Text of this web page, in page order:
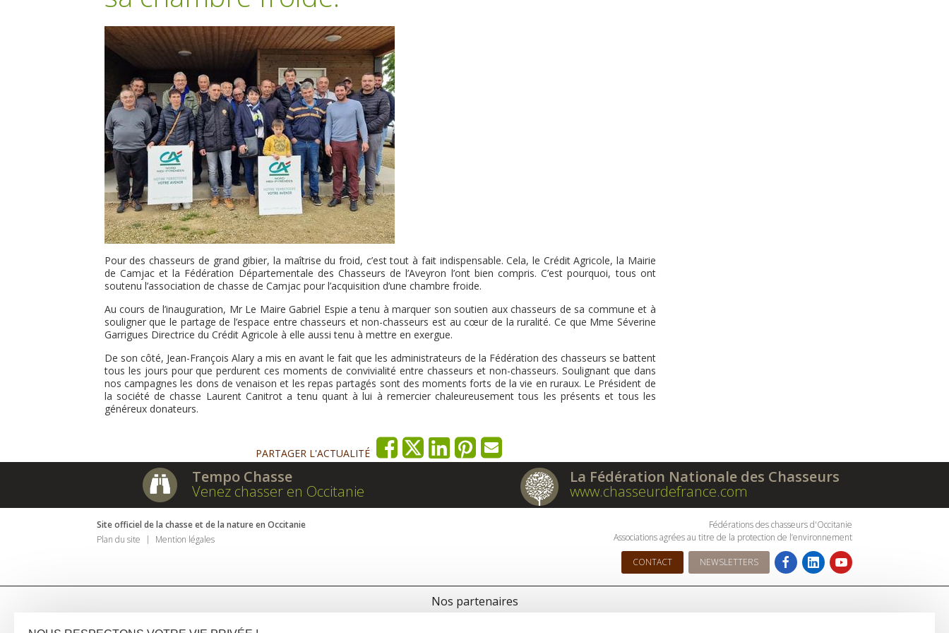
Pour des chasseurs de grand gibier, la maîtrise du froid, c’est tout à fait indispensable. Cela, le Crédit Agricole, la Mairie
de Camjac et la Fédération Départementale des Chasseurs de l’Aveyron l’ont bien compris. C’est pourquoi, tous ont
soutenu l’association de chasse de Camjac pour l’acquisition d’une chambre froide.
Au cours de l’inauguration, Mr Le Maire Gabriel Espie a tenu à marquer son soutien aux chasseurs de sa commune et à
souligner que le partage de l’espace entre chasseurs et non-chasseurs est au cœur de la ruralité. Ce que Mme Séverine
Garrigues Directrice du Crédit Agricole à elle aussi tenu à mettre en exergue.
De son côté, Jean-François Alary a mis en avant le fait que les administrateurs de la Fédération des chasseurs se battent
tous les jours pour que perdurent ces moments de convivialité entre chasseurs et non-chasseurs. Soulignant que dans
nos campagnes les dons de venaison et les repas partagés sont des moments forts de la vie en ruraux. Le Président de
la société de chasse Laurent Canitrot a tenu quant à lui à remercier chaleureusement tous les présents et tous les
généreux donateurs.
PARTAGER L'ACTUALITÉ
Tempo Chasse
Venez chasser en Occitanie
La Fédération Nationale des Chasseurs
www.chasseurdefrance.com
Site officiel de la chasse et de la nature en Occitanie
Plan du site
Mention légales
Fédérations des chasseurs d'Occitanie
Associations agrées au titre de la protection de l’environnement
CONTACT NEWSLETTERS
Nos partenaires